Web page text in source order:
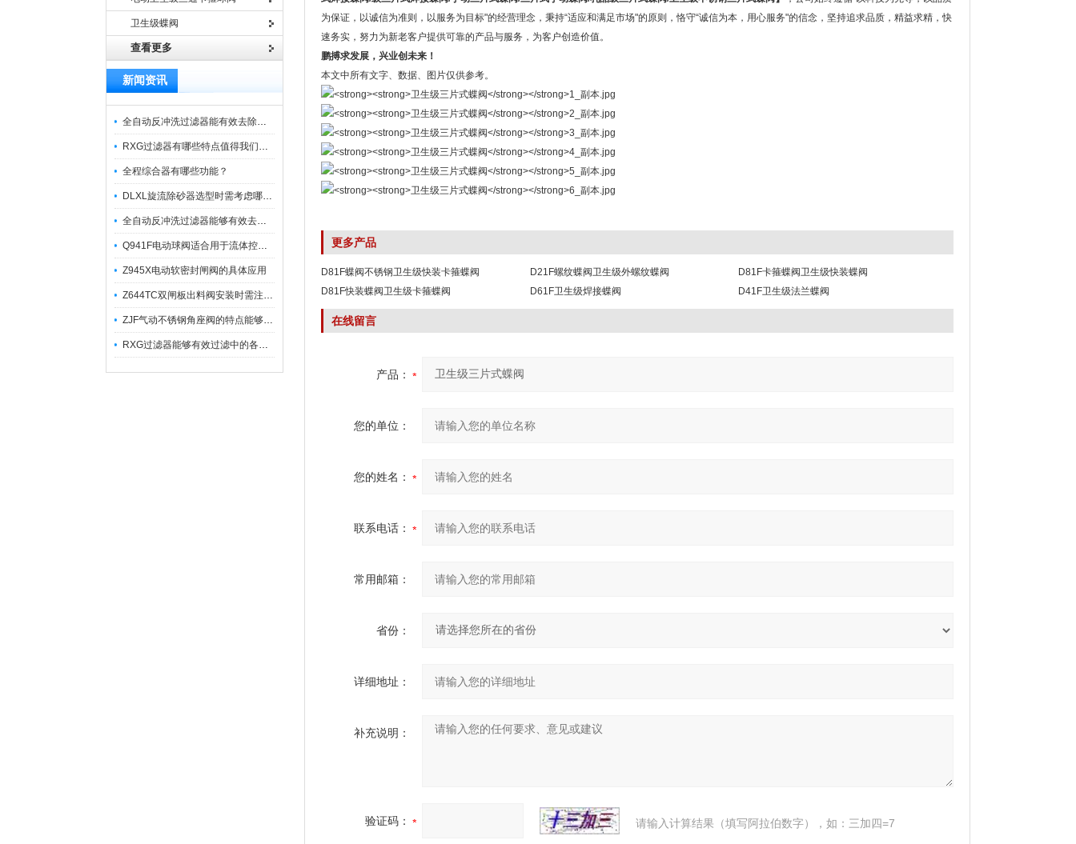
卫生级蝶阀
查看更多
新闻资讯
全自动反冲洗过滤器能有效去除过滤介质上的杂质
RXG过滤器有哪些特点值得我们选择？
全程综合器有哪些功能？
DLXL旋流除砂器选型时需考虑哪些因素？
全自动反冲洗过滤器能够有效去除不同粒径的固体杂
Q941F电动球阀适合用于流体控制需要迅速反应的场合
Z945X电动软密封闸阀的具体应用
Z644TC双闸板出料阀安装时需注意哪些事项？
ZJF气动不锈钢角座阀的特点能够稳定地控制介质流量
RXG过滤器能够有效过滤中的各种杂质
为保证，以诚信为准则，以服务为目标"的经营理念，秉持“适应和满足市场"的原则，恪守“诚信为本，用心服务"的信念，坚持追求品质，精益求精，快
速务实，努力为新老客户提供可靠的产品与服务，为客户创造价值。
鹏搏求发展，兴业创未来！
本文中所有文字、数据、图片仅供参考。
更多产品
D81F蝶阀不锈钢卫生级快装卡箍蝶阀 D21F螺纹蝶阀卫生级外螺纹蝶阀
D81F卡箍蝶阀卫生级快装蝶阀
D81F快装蝶阀卫生级卡箍蝶阀
D61F卫生级焊接蝶阀 D41F卫生级法兰蝶阀
在线留言
产品：
您的单位：
您的姓名：
联系电话：
常用邮箱：
省份：
详细地址：
补充说明：
验证码： 请输入计算结果（填写阿拉伯数字），如：三加四=7